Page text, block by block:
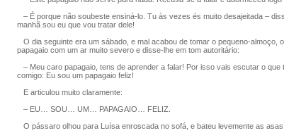
– É porque não soubeste ensiná-lo. Tu às vezes és muito desajeitada –
manhã sou eu que vou tratar dele!
O dia seguinte era um sábado, e mal acabou de tomar o pequeno-almoço,
papagaio com um ar muito severo e disse-lhe em tom autoritário:
– Meu caro papagaio, tens de aprender a falar! Por isso vais escutar o que
comigo: Eu sou um papagaio feliz!
E articulou muito claramente:
– EU… SOU… UM… PAPAGAIO… FELIZ.
O pássaro olhou para Luísa enroscada no sofá, e bateu levemente as